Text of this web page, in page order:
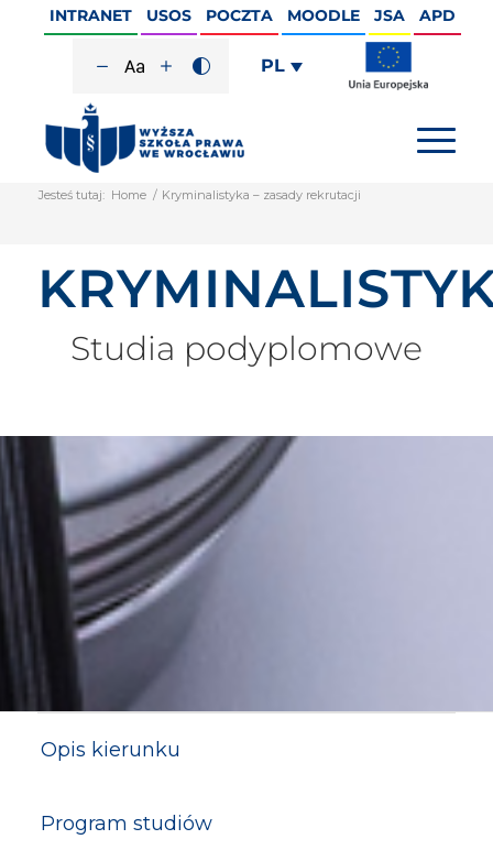
INTRANET USOS POCZTA MOODLE JSA APD
PL
Jesteś tutaj: Home / Kryminalistyka – zasady rekrutacji
Studia podyplomowe
Opis kierunku
Program studiów